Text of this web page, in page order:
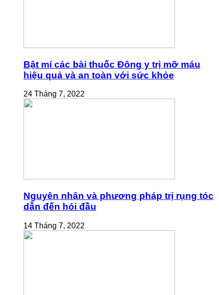
Bật mí các bài thuốc Đông y trị mỡ máu
hiệu quả và an toàn với sức khỏe
24 Tháng 7, 2022
Nguyên nhân và phương pháp trị rụng tóc
dẫn đến hói đầu
14 Tháng 7, 2022